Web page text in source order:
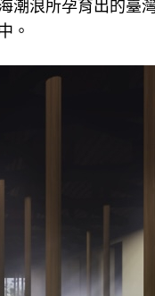
潮浪所孕育出的臺
。